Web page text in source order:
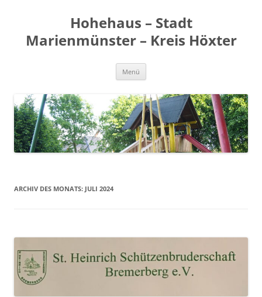
Hohehaus – Stadt
Marienmünster – Kreis Höxter
Menü
ARCHIV DES MONATS: JULI 2024